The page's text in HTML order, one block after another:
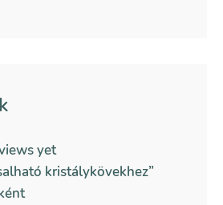
yet
kristálykövekhez”